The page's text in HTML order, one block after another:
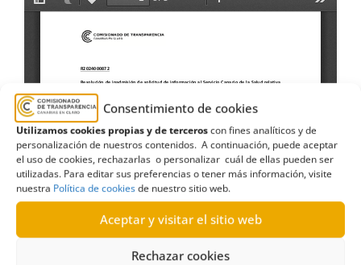
Consentimiento de cookies
Utilizamos cookies propias y de terceroscon fines analíticos y de
personalización de nuestros contenidos. A continuación, puede aceptar
el uso de cookies, rechazarlas o personalizar cuál de ellas pueden ser
utilizadas. Para editar sus preferencias o tener más información, visite
nuestra Política de cookiesde nuestro sitio web.
Aceptar y visitar el sitio web
Rechazar cookies